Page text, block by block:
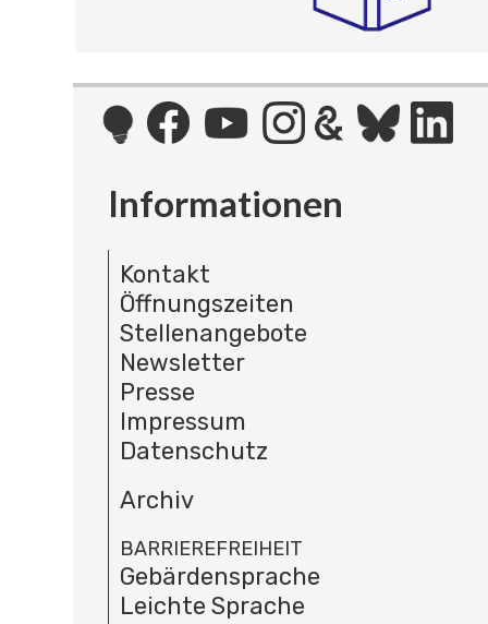
Informationen
Kontakt
Öffnungszeiten
Stellenangebote
Newsletter
Presse
Impressum
Datenschutz
Archiv
BARRIEREFREIHEIT
Gebärdensprache
Leichte Sprache